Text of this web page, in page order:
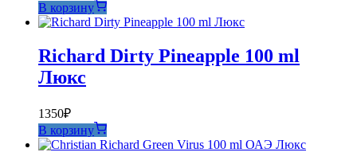
В корзину
Richard Dirty Pineapple 100 ml
Люкс
1350₽
В корзину